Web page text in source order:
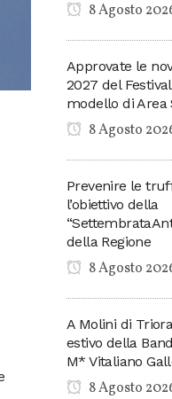
8 Agosto
Approvate le
2027 del
modello di Area
8 Agosto
Prevenire le
l’obiettivo della
della Regione
8 Agosto
A Molini di
estivo della
M* Vitaliano
8 Agosto